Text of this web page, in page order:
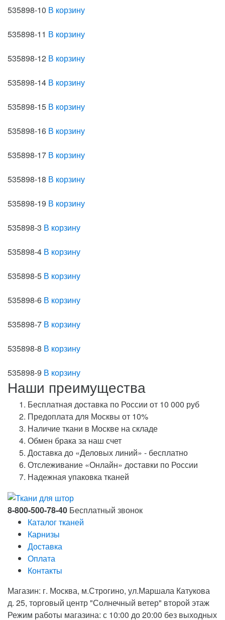
535898-10 В корзину
535898-11 В корзину
535898-12 В корзину
535898-14 В корзину
535898-15 В корзину
535898-16 В корзину
535898-17 В корзину
535898-18 В корзину
535898-19 В корзину
535898-3 В корзину
535898-4 В корзину
535898-5 В корзину
535898-6 В корзину
535898-7 В корзину
535898-8 В корзину
535898-9 В корзину
Наши преимущества
Бесплатная доставка по России от 10 000 руб
Предоплата для Москвы от 10%
Наличие ткани в Москве на складе
Обмен брака за наш счет
Доставка до «Деловых линий» - бесплатно
Отслеживание «Онлайн» доставки по России
Надежная упаковка тканей
8-800-500-78-40 Бесплатный звонок
Каталог тканей
Карнизы
Доставка
Оплата
Контакты
Магазин: г. Москва, м.Строгино, ул.Маршала Катукова
д. 25, торговый центр "Солнечный ветер" второй этаж
Режим работы магазина: с 10:00 до 20:00 без выходных